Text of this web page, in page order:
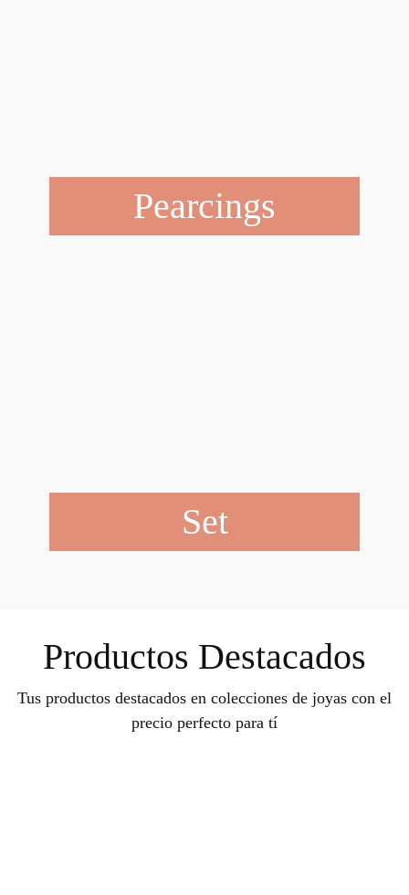
Pearcings
Set
Productos Destacados
Tus productos destacados en colecciones de joyas con el
precio perfecto para tí